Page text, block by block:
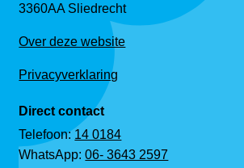
3360AA Sliedrecht
Over deze website
Privacyverklaring
Direct contact
Telefoon:14 0184
WhatsApp:06- 3643 2597